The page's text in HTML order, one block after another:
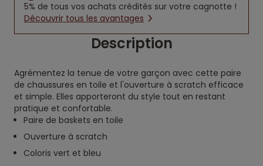
5% de tous vos achats crédités sur votre cagnotte !
Découvrir tous les avantages
Description
Agrémentez la tenue de votre garçon avec cette paire
de chaussures en toile et l'ouverture à scratch efficace
et simple. Elles apporteront du style tout en restant
pratique et confortable.
Paire de baskets en toile
Ouverture à scratch
Coloris vert et bleu